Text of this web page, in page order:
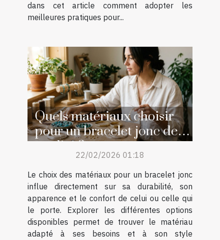
dans cet article comment adopter les
meilleures pratiques pour...
Quels matériaux choisir
pour un bracelet jonc de
qualité ?
22/02/2026 01:18
Le choix des matériaux pour un bracelet jonc
influe directement sur sa durabilité, son
apparence et le confort de celui ou celle qui
le porte. Explorer les différentes options
disponibles permet de trouver le matériau
adapté à ses besoins et à son style